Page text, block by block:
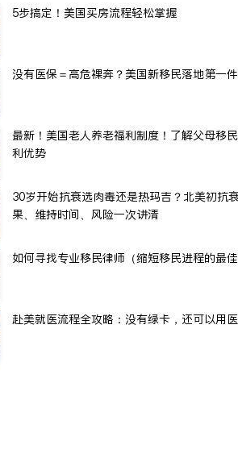
5步搞定！美国买房流程轻松掌握
没有医保＝高危裸奔？美国新移民落地第一
最新！美国老人养老福利制度！了解父母移
利优势
30岁开始抗衰选肉毒还是热玛吉？北美初抗
果、维持时间、风险一次讲清
如何寻找专业移民律师（缩短移民进程的最佳
赴美就医流程全攻略：没有绿卡，还可以用